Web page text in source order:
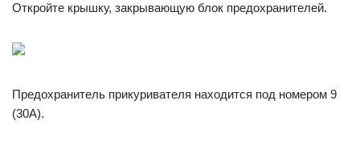
Откройте крышку, закрывающую блок предохранителей.
Предохранитель прикуривателя находится под номером 9
(30А).